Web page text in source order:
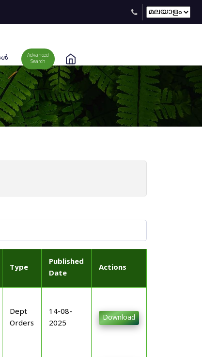
Advanced
Search
Type
Published
Date
Actions
Dept
Orders
14-08-
2025
Download